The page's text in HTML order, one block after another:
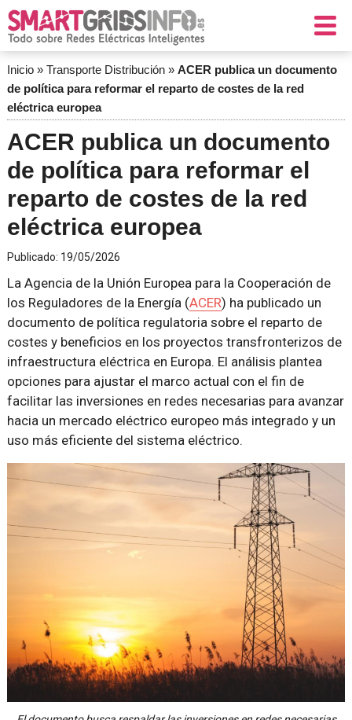
Inicio» Transporte Distribución» ACER publica un documento
de política para reformar el reparto de costes de la red
eléctrica europea
ACER publica un documento
de política para reformar el
reparto de costes de la red
eléctrica europea
Publicado: 19/05/2026
La Agencia de la Unión Europea para la Cooperación de
los Reguladores de la Energía (ACER) ha publicado un
documento de política regulatoria sobre el reparto de
costes y beneficios en los proyectos transfronterizos de
infraestructura eléctrica en Europa. El análisis plantea
opciones para ajustar el marco actual con el fin de
facilitar las inversiones en redes necesarias para avanzar
hacia un mercado eléctrico europeo más integrado y un
uso más eficiente del sistema eléctrico.